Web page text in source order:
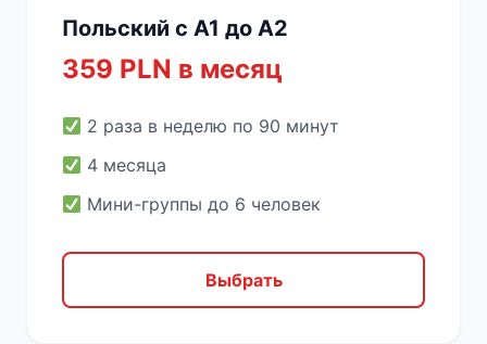
Польский с A1 до A2
359 PLN в месяц
2 раза в неделю по 90 минут
4 месяца
Мини-группы до 6 человек
Выбрать